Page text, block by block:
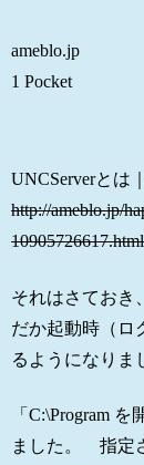
ameblo.jp
1 Pocket
UNCServerとは
http://ameblo.jp/
10905726617.html
それはさておき
だか起動時（ロ
るようになりま
「C:\Program
ました。 指定